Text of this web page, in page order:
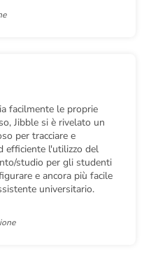
facilmente le proprie
Jibble si è rivelato un
per tracciare e
efficiente l'utilizzo del
studio per gli studenti
e ancora più facile
universitario.